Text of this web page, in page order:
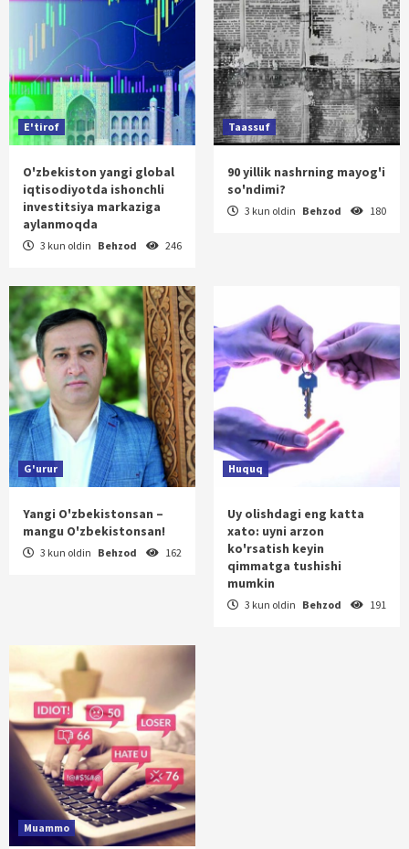
E'tirof
O'zbekiston yangi global
iqtisodiyotda ishonchli
investitsiya markaziga
aylanmoqda
3 kun oldin Behzod 246
Taassuf
90 yillik nashrning mayog'i
so'ndimi?
3 kun oldin Behzod 180
G'urur
Yangi O'zbekistonsan –
mangu O'zbekistonsan!
3 kun oldin Behzod 162
Huquq
Uy olishdagi eng katta
xato: uyni arzon
ko'rsatish keyin
qimmatga tushishi
mumkin
3 kun oldin Behzod 191
Muammo